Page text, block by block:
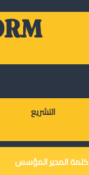
التشريع
كلمة المدير المؤسس